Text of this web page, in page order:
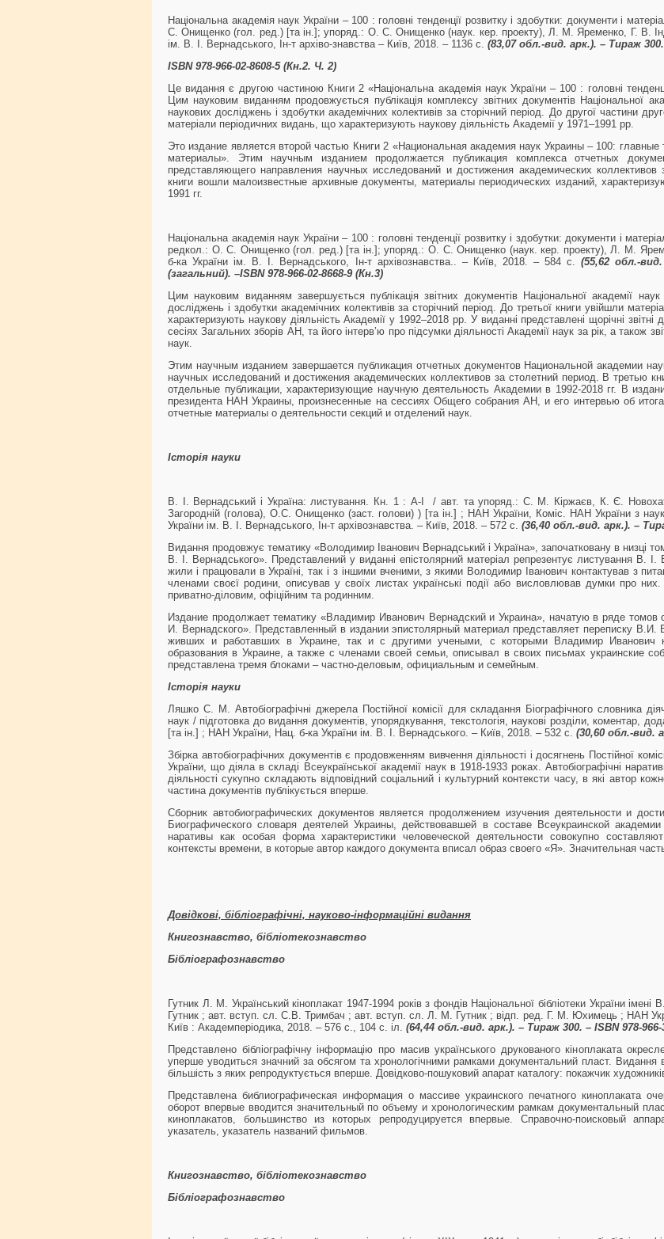
Національна академія наук України – 100 : головні тенденції розвитку і здобутки: документи і
С. Онищенко (гол. ред.) [та ін.]; упоряд.: О. С. Онищенко (наук. кер. проекту), Л. М. Яременко, Г. В.
ім. В. І. Вернадського, Ін-т архіво-знавства – Київ, 2018. – 1136 с. (83,07 обл.-вид. арк.). – Тираж
ISBN 978-966-02-8608-5 (Кн.2. Ч. 2)
Це видання є другою частиною Книги 2 «Національна академія наук України – 100 : головні
Цим науковим виданням продовжується публікація комплексу звітних документів Національної
наукових досліджень і здобутки академічних колективів за сторічний період. До другої частини
матеріали періодичних видань, що характеризують наукову діяльність Академії у 1971–1991 рр.
Это издание является второй частью Книги 2 «Национальная академия наук Украины – 100:
материалы». Этим научным изданием продолжается публикация комплекса отчетных
представляющего направления научных исследований и достижения академических
книги вошли малоизвестные архивные документы, материалы периодических изданий,
1991 гг.
Національна академія наук України – 100 : головні тенденції розвитку і здобутки: документи і
редкол.: О. С. Онищенко (гол. ред.) [та ін.]; упоряд.: О. С. Онищенко (наук. кер. проекту), Л. М.
б-ка України ім. В. І. Вернадського, Ін-т архівознавства.. – Київ, 2018. – 584 с.(55,62 обл.-
(загальний). –ISBN 978-966-02-8668-9 (Кн.3)
Цим науковим виданням завершується публікація звітних документів Національної академії
досліджень і здобутки академічних колективів за сторічний період. До третьої книги увійшли
характеризують наукову діяльність Академії у 1992–2018 рр. У виданні представлені щорічні
сесіях Загальних зборів АН, та його інтерв’ю про підсумки діяльності Академії наук за рік, а також
наук.
Этим научным изданием завершается публикация отчетных документов Национальной академии
научных исследований и достижения академических коллективов за столетний период. В третью
отдельные публикации, характеризующие научную деятельность Академии в 1992-2018 гг. В
президента НАН Украины, произнесенные на сессиях Общего собрания АН, и его интервью об
отчетные материалы о деятельности секций и отделений наук.
Історія науки
В. І. Вернадський і Україна: листування. Кн. 1 : А-І / авт. та упоряд.: С. М. Кіржаєв, К. Є.
Загородній (голова), О.С. Онищенко (заст. голови) ) [та ін.] ; НАН України, Коміс. НАН України з
України ім. В. І. Вернадського, Ін-т архівознавства. – Київ, 2018. – 572 с. (36,40 обл.-вид. арк.). –
Видання продовжує тематику «Володимир Іванович Вернадський і Україна», започатковану в низці
В. І. Вернадського». Представлений у виданні епістолярний матеріал репрезентує листування В. І.
жили і працювали в Україні, так і з іншими вченими, з якими Володимир Іванович контактував з
членами своєї родини, описував у своїх листах українські події або висловлював думки про
приватно-діловим, офіційним та родинним.
Издание продолжает тематику «Владимир Иванович Вернадский и Украина», начатую в ряде
И. Вернадского». Представленный в издании эпистолярный материал представляет переписку В.И.
живших и работавших в Украине, так и с другими учеными, с которыми Владимир Иванович
образования в Украине, а также с членами своей семьи, описывал в своих письмах украинские
представлена тремя блоками – частно-деловым, официальным и семейным.
Історія науки
Ляшко С. М. Автобіографічні джерела Постійної комісії для складання Біографічного словника
наук / підготовка до видання документів, упорядкування, текстологія, наукові розділи,
[та ін.] ; НАН України, Нац. б-ка України ім. В. І. Вернадського. – Київ, 2018. – 532 с. (30,60 обл.-вид.
Збірка автобіографічних документів є продовженням вивчення діяльності і досягнень Постійної
України, що діяла в складі Всеукраїнської академії наук в 1918-1933 роках. Автобіографічні
діяльності сукупно складають відповідний соціальний і культурний контексти часу, в які автор
частина документів публікується вперше.
Сборник автобиографических документов является продолжением изучения деятельности и
Биографического словаря деятелей Украины, действовавшей в составе Всеукраинской
наративы как особая форма характеристики человеческой деятельности совокупно
контексты времени, в которые автор каждого документа вписал образ своего «Я». Значительная
Довідкові, бібліографічні, науково-інформаційні видання
Книгознавство, бібліотекознавство
Бібліографознавство
Гутник Л. М. Український кіноплакат 1947-1994 років з фондів Національної бібліотеки України
Гутник ; авт. вступ. сл. С.В. Тримбач ; авт. вступ. сл. Л. М. Гутник ; відп. ред. Г. М. Юхимець ; НАН
Київ : Академперіодика, 2018. – 576 с., 104 с. іл. (64,44 обл.-вид. арк.). – Тираж 300. – ISBN 978-966-
Представлено бібліографічну інформацію про масив українського друкованого кіноплаката
уперше уводиться значний за обсягом та хронологічними рамками документальний пласт. Видання
більшість з яких репродуктується вперше. Довідково-пошуковий апарат каталогу: покажчик
Представлена библиографическая информация о массиве украинского печатного киноплаката
оборот впервые вводится значительный по объему и хронологическим рамкам документальный
киноплакатов, большинство из которых репродуцируется впервые. Справочно-поисковый
указатель, указатель названий фильмов.
Книгознавство, бібліотекознавство
Бібліографознавство